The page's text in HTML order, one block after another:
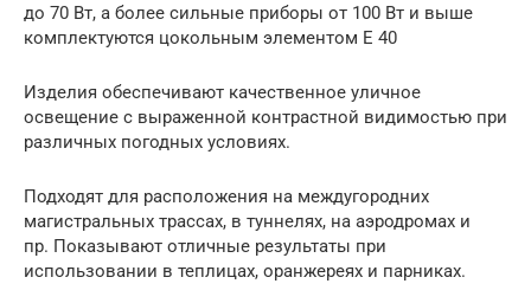
до 70 Вт, а более сильные приборы от 100 Вт и выше
комплектуются цокольным элементом E 40
Изделия обеспечивают качественное уличное
освещение с выраженной контрастной видимостью при
различных погодных условиях.
Подходят для расположения на междугородних
магистральных трассах, в туннелях, на аэродромах и
пр. Показывают отличные результаты при
использовании в теплицах, оранжереях и парниках.